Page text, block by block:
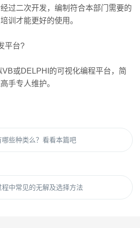
二次开发，编制符合本部门需要的
训才能更好的使用。
平台?
或DELPHI的可视化编程平台，简
手专人维护。
些种类么？看看本篇吧
中常见的无解及选择方法